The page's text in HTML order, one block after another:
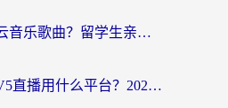
国外如何听网易云音乐歌曲？留学生亲测有效的回国加速方案
海外如何看CCTV5直播用什么平台？2026最新指南：看欧洲杯、中超、奥运不再卡